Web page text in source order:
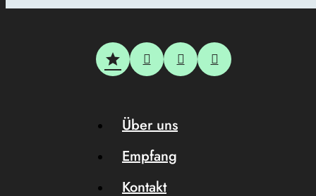
Über uns
Empfang
Kontakt